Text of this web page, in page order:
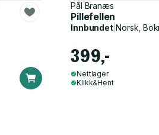
Pål Branæs
Pillefellen
Innbundet|Norsk,
399,-
Nettlager
Klikk&Hent